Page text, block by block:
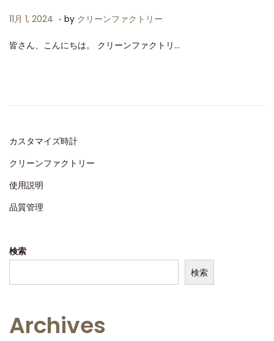
P
s
n
11月 1, 2024
月
2
. by クリーンファクトリー
皆さん、こんにちは。 クリーンファクトリ…
カスタマイズ時計
クリーンファクトリー
使用説明
品質管理
検索
検索
Archives